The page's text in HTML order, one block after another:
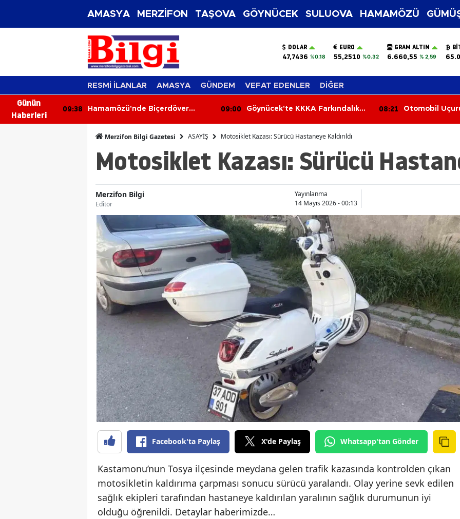
AMASYA MERZİFON TAŞOVA GÖYNÜCEK SULUOVA HAMAMÖZÜ
DOLAR
47,7436 %0.18
EURO
55,2510 %0.32
GRAM ALTIN
6.660,55 % 2,59
RESMİ İLANLAR AMASYA GÜNDEM VEFAT EDENLER DİĞER
Günün
Haberleri
09:38
Hamamözü'nde Biçerdöver
09:00
Göynücek'te KKKA Farkındalık
08:21
Otomobil
Merzifon Bilgi Gazetesi ASAYİŞ Motosiklet Kazası: Sürücü Hastaneye Kaldırıldı
Motosiklet Kazası: Sürücü
Merzifon Bilgi
Editör
Yayınlanma
14 Mayıs 2026 - 00:13
Facebook'ta Paylaş X'de Paylaş Whatsapp'tan Gönder
Kastamonu’nun Tosya ilçesinde meydana gelen trafik kazasında kontrolden çıkan
motosikletin kaldırıma çarpması sonucu sürücü yaralandı. Olay yerine sevk edilen
sağlık ekipleri tarafından hastaneye kaldırılan yaralının sağlık durumunun iyi
olduğu öğrenildi. Detaylar haberimizde…